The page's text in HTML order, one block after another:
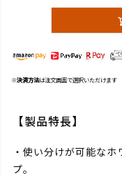
※決済方法は注文画面で選択いただけます
【製品特長】
・使い分けが可能な
プ。